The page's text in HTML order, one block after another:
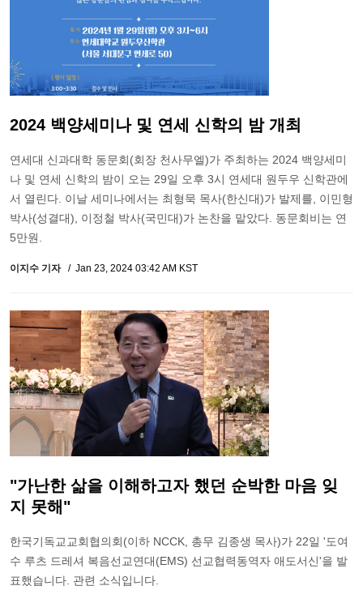
2024 백양세미나 및 연세 신학의 밤 개최
연세대 신과대학 동문회(회장 천사무엘)가 주최하는 2024 백양세미
나 및 연세 신학의 밤이 오는 29일 오후 3시 연세대 원두우 신학관에
서 열린다. 이날 세미나에서는 최형묵 목사(한신대)가 발제를, 이민형
박사(성결대), 이정철 박사(국민대)가 논찬을 맡았다. 동문회비는 연
5만원.
이지수 기자 Jan 23, 2024 03:42 AM KST
"가난한 삶을 이해하고자 했던 순박한 마음 잊
지 못해"
한국기독교교회협의회(이하 NCCK, 총무 김종생 목사)가 22일 '도여
수 루츠 드레셔 복음선교연대(EMS) 선교협력동역자 애도서신'을 발
표했습니다. 관련 소식입니다.